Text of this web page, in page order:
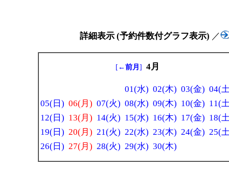
詳細表示 (予約件数付グラフ表示) ／
[ ←前月 ] 4月
01(水) 02(木) 03(金) 04(
05(日) 06(月) 07(火) 08(水) 09(木) 10(金) 11(
12(日) 13(月) 14(火) 15(水) 16(木) 17(金) 18(
19(日) 20(月) 21(火) 22(水) 23(木) 24(金) 25(
26(日) 27(月) 28(火) 29(水) 30(木)